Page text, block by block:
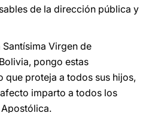
de la dirección pública y
Virgen de
pongo estas
que proteja a todos sus hijos,
imparto a todos los